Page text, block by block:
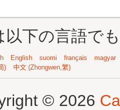
以下の言語で
English suomi français
magyar
) 中文 (Zhongwen,繁)
© 2026